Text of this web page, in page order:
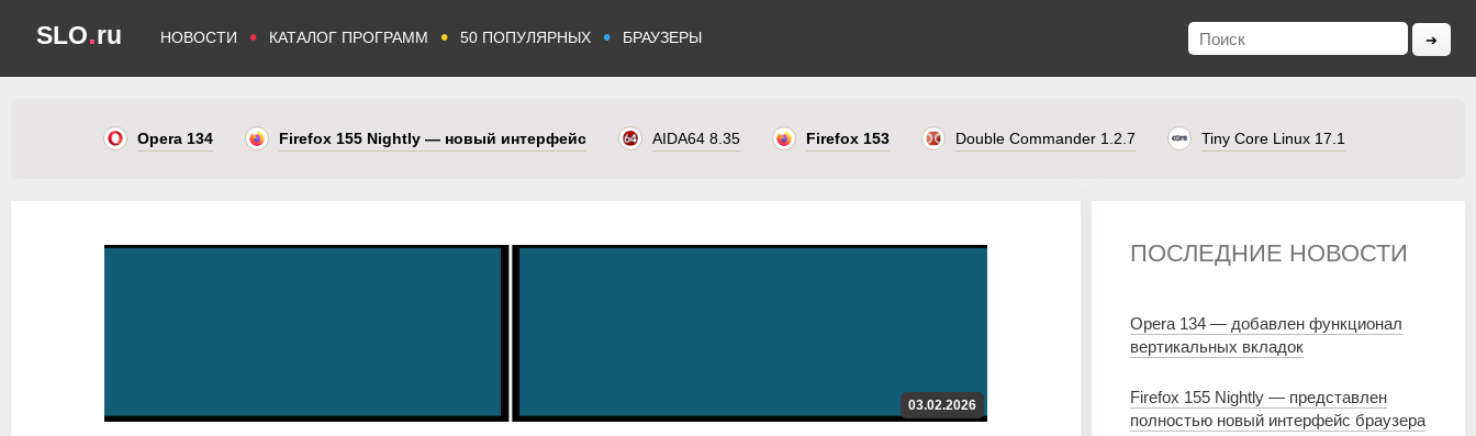
SLO.ru НОВОСТИ • КАТАЛОГ ПРОГРАММ • 50 ПОПУЛЯРНЫХ • БРАУЗЕРЫ
Opera 134 Firefox 155 Nightly — новый интерфейс AIDA64 8.35 Firefox 153 Double Commander 1.2.7 Tiny Core Linux 17.1
03.02.2026
ПОСЛЕДНИЕ НОВОСТИ
Opera 134 — добавлен функционал
вертикальных вкладок
Firefox 155 Nightly — представлен
полностью новый интерфейс браузера